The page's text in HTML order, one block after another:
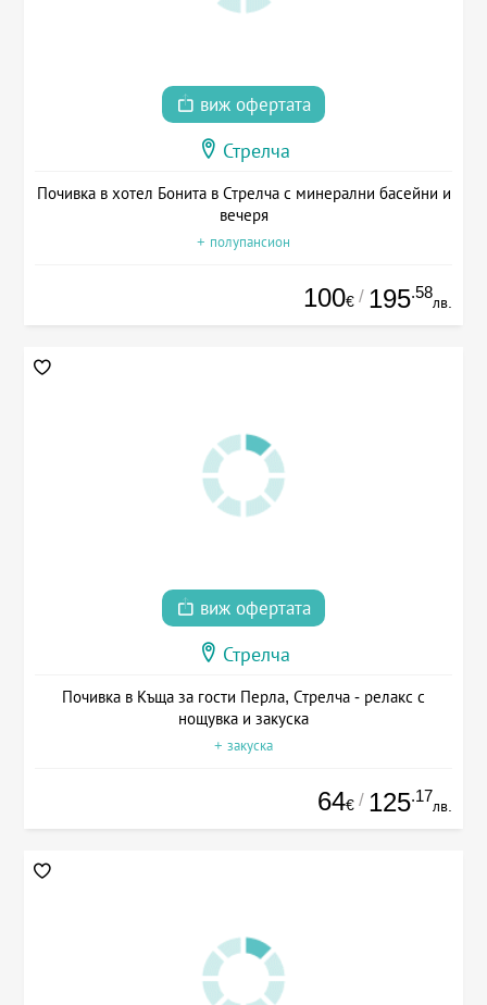
виж офертата
Стрелча
Почивка в хотел Бонита в Стрелча с минерални басейни и
вечеря
+ полупансион
100€ / 195.58
лв.
виж офертата
Стрелча
Почивка в Къща за гости Перла, Стрелча - релакс с
нощувка и закуска
+ закуска
64€ / 125.17
лв.